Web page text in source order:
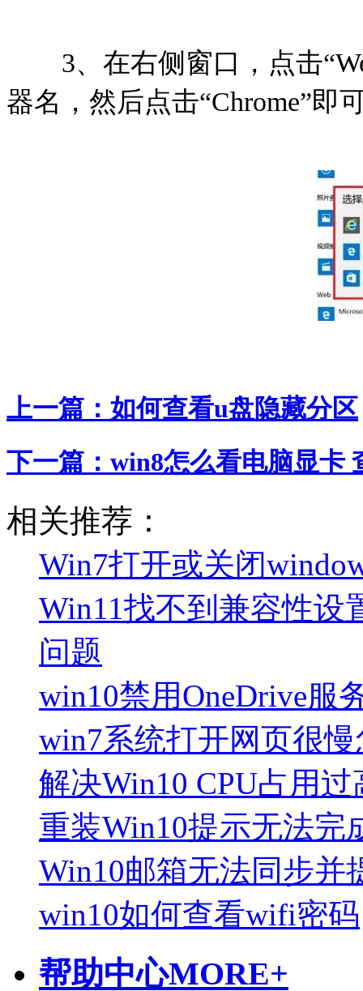
3、在右侧窗口，点击
器名，然后点击“Chrome”即
上一篇： 如何查看u盘隐藏分区
下一篇： win8怎么看电脑显卡
相关推荐：
Win7打开或关闭
Win11找不到兼容性设
问题
win10禁用OneDrive服
win7系统打开网页很
解决Win10 CPU占用
重装Win10提示无法完
Win10邮箱无法同步并
win10如何查看wifi密码
帮助中心MORE+